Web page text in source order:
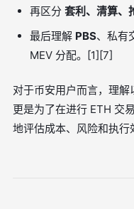
再区分 套利、清算、
最后理解 PBS、私有
MEV 分配。[1][7]
对于币安用户而言，理解
更是为了在进行 ETH 交
地评估成本、风险和执行